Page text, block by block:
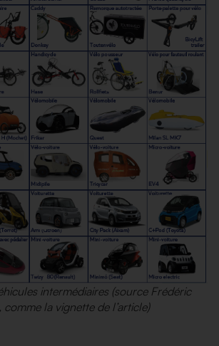
intermédiaires (source Frédéric
comme la vignette de l’article)